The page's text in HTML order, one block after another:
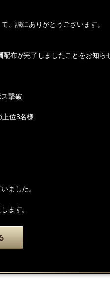
、誠にありがとうございます。
布が完了しましたことをお知ら
撃破
上位3名様
ました。
ます。